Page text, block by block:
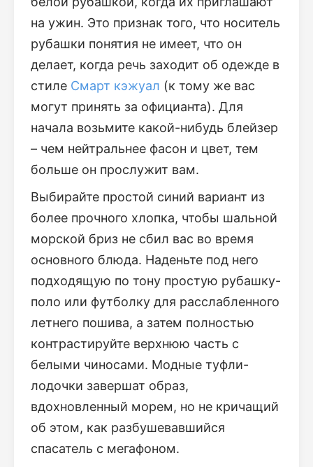
на ужин. Это признак того, что носитель
рубашки понятия не имеет, что он
делает, когда речь заходит об одежде в
стиле Смарт кэжуал (к тому же вас
могут принять за официанта). Для
начала возьмите какой-нибудь блейзер
– чем нейтральнее фасон и цвет, тем
больше он прослужит вам.
Выбирайте простой синий вариант из
более прочного хлопка, чтобы шальной
морской бриз не сбил вас во время
основного блюда. Наденьте под него
подходящую по тону простую рубашку-
поло или футболку для расслабленного
летнего пошива, а затем полностью
контрастируйте верхнюю часть с
белыми чиносами. Модные туфли-
лодочки завершат образ,
вдохновленный морем, но не кричащий
об этом, как разбушевавшийся
спасатель с мегафоном.